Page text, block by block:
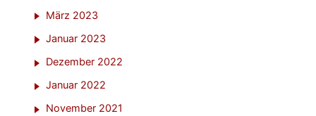
März 2023
Januar 2023
Dezember 2022
Januar 2022
November 2021